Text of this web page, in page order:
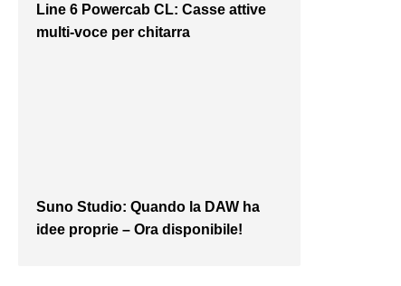
Line 6 Powercab CL: Casse attive
multi-voce per chitarra
Suno Studio: Quando la DAW ha
idee proprie – Ora disponibile!